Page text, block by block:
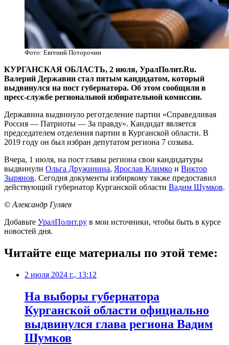
Фото: Евгений Поторочин
КУРГАНСКАЯ ОБЛАСТЬ, 2 июля, УралПолит.Ru.
Валерий Державин стал пятым кандидатом, который
выдвинулся на пост губернатора. Об этом сообщили в
пресс-службе региональной избирательной комиссии.
Державина выдвинуло реготделение партии «Справедливая
Россия — Патриоты — За правду». Кандидат является
председателем отделения партии в Курганской области. В
2019 году он был избран депутатом региона 7 созыва.
Вчера, 1 июля, на пост главы региона свои кандидатуры
выдвинули Ольга Дружинина, Ярослав Климко и Виктор
Зырянов. Сегодня документы избиркому также предоставил
действующий губернатор Курганской области Вадим Шумков.
© Александр Гуляев
Добавьте УралПолит.ру в мои источники, чтобы быть в курсе
новостей дня.
Читайте еще материалы по этой теме:
2 июля 2024 г., 13:12
На выборы губернатора
Курганской области официально
выдвинулся глава региона Вадим
Шумков